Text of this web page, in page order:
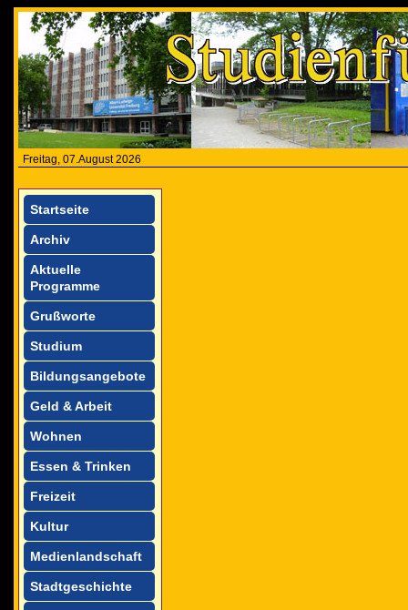
Freitag, 07.August 2026
Startseite
Archiv
Aktuelle
Programme
Grußworte
Studium
Bildungsangebote
Geld & Arbeit
Wohnen
Essen & Trinken
Freizeit
Kultur
Medienlandschaft
Stadtgeschichte